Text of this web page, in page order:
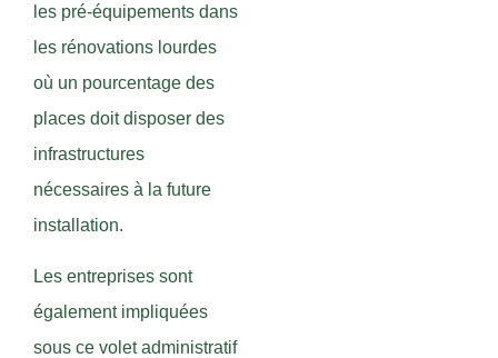
les pré-équipements dans
les rénovations lourdes
où un pourcentage des
places doit disposer des
infrastructures
nécessaires à la future
installation.
Les entreprises sont
également impliquées
sous ce volet administratif